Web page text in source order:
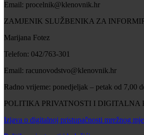
Email: procelnik@klenovnik.hr
ZAMJENIK SLUŽBENIKA ZA
Marijana Fotez
Telefon: 042/763-301
Email: racunovodstvo@klenovnik.hr
Radno vrijeme: ponedjeljak – petak od 7,00
POLITIKA PRIVATNOSTI I DIGITALNA
Izjava o digitalnoj pristupačnosti mrežnog